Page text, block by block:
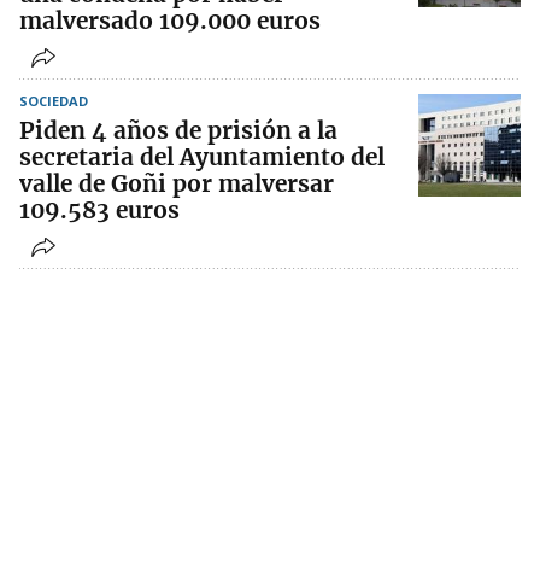
malversado 109.000 euros
SOCIEDAD
Piden 4 años de prisión a la
secretaria del Ayuntamiento del
valle de Goñi por malversar
109.583 euros